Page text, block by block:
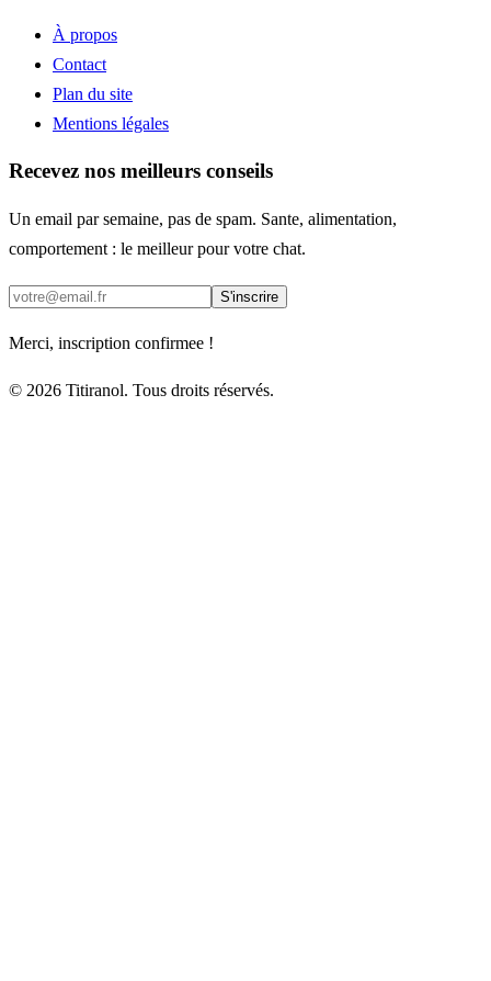
À propos
Contact
Plan du site
Mentions légales
Recevez nos meilleurs conseils
Un email par semaine, pas de spam. Sante, alimentation,
comportement : le meilleur pour votre chat.
S'inscrire
Merci, inscription confirmee !
© 2026 Titiranol. Tous droits réservés.